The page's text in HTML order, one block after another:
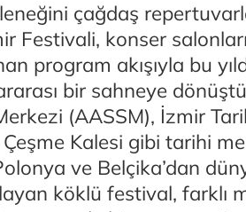
çağdaş
Festivali, konser
program akışıyla bu
bir sahneye
(AASSM), İzmir
Kalesi gibi tarihi
ve Belçika’dan
köklü festival, farklı